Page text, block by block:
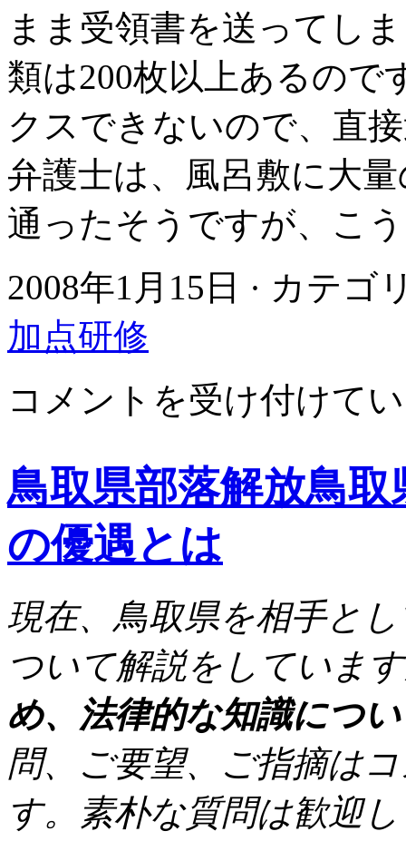
まま受領書を送ってし
類は200枚以上あるの
クスできないので、直
弁護士は、風呂敷に大
通ったそうですが、こ
2008年1月15日 · カテゴ
加点研修
準
備
面
提
コメントを受け付けて
鳥取県部落解放鳥
の優遇とは
現在、鳥取県を相手と
ついて解説をしていま
め、法律的な知識につ
問、ご要望、ご指摘は
す。素朴な質問は歓迎